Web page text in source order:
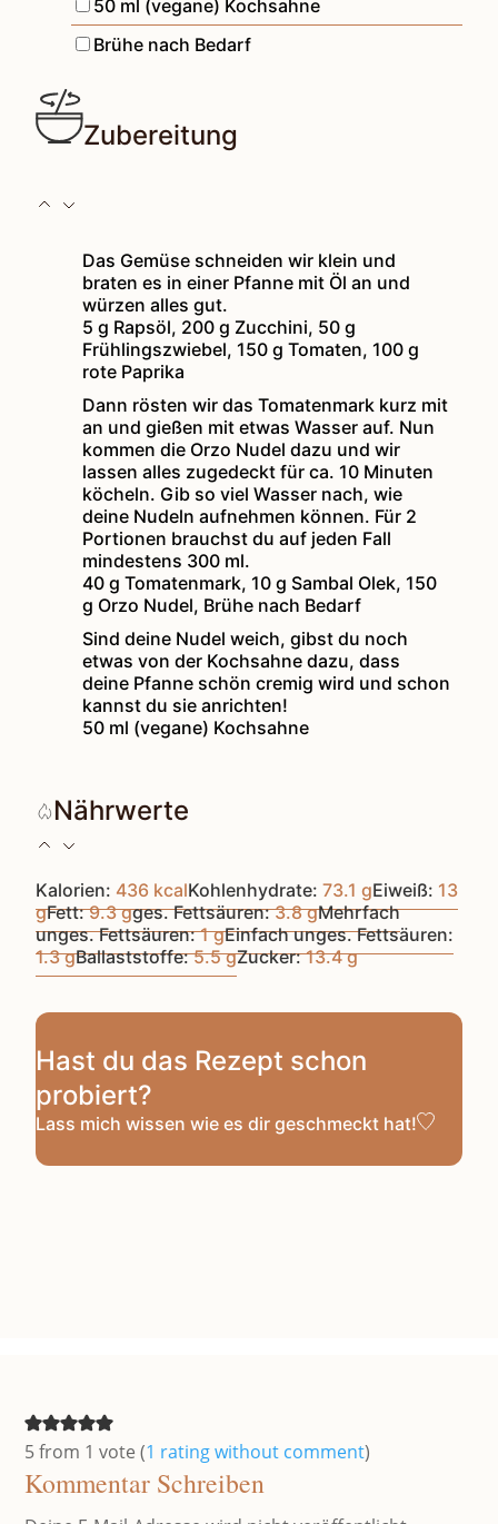
▢
50 ml (vegane) Kochsahne
▢
Brühe nach Bedarf
Zubereitung
Das Gemüse schneiden wir klein und
braten es in einer Pfanne mit Öl an und
würzen alles gut.
5 g Rapsöl, 200 g Zucchini, 50 g
Frühlingszwiebel, 150 g Tomaten, 100 g
rote Paprika
Dann rösten wir das Tomatenmark kurz mit
an und gießen mit etwas Wasser auf. Nun
kommen die Orzo Nudel dazu und wir
lassen alles zugedeckt für ca. 10 Minuten
köcheln. Gib so viel Wasser nach, wie
deine Nudeln aufnehmen können. Für 2
Portionen brauchst du auf jeden Fall
mindestens 300 ml.
40 g Tomatenmark, 10 g Sambal Olek, 150
g Orzo Nudel, Brühe nach Bedarf
Sind deine Nudel weich, gibst du noch
etwas von der Kochsahne dazu, dass
deine Pfanne schön cremig wird und schon
kannst du sie anrichten!
50 ml (vegane) Kochsahne
Nährwerte
Kalorien: 436 kcalKohlenhydrate:73.1 gEiweiß: 13
gFett:9.3 gges. Fettsäuren:3.8 gMehrfach
unges. Fettsäuren:1 gEinfach unges. Fettsäuren:
1.3 gBallaststoffe:5.5 gZucker:13.4 g
Hast du das Rezept schon
probiert?
Lass mich wissen wie es dir geschmeckt hat!
5 from 1 vote (1 rating without comment)
Kommentar Schreiben